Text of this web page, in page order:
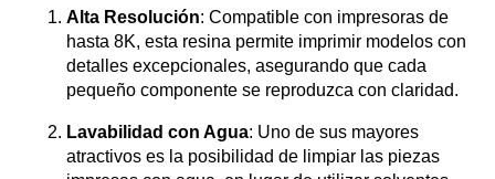
Alta Resolución: Compatible con impresoras de
hasta 8K, esta resina permite imprimir modelos con
detalles excepcionales, asegurando que cada
pequeño componente se reproduzca con claridad.
Lavabilidad con Agua: Uno de sus mayores
atractivos es la posibilidad de limpiar las piezas